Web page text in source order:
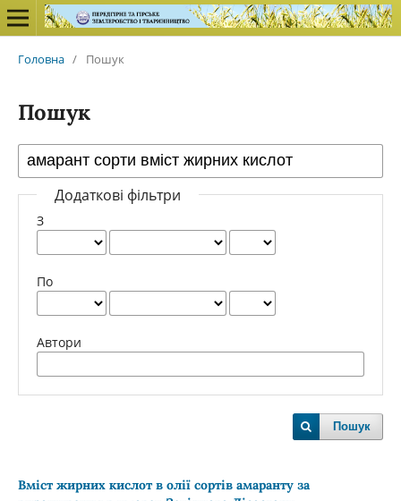
Головна / Пошук
Пошук
Додаткові фільтри
З
По
Автори
Пошук
Вміст жирних кислот в олії сортів амаранту за